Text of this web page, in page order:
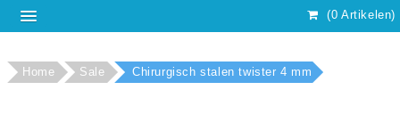
(0 Artikelen)
Home Sale Chirurgisch stalen twister 4 mm